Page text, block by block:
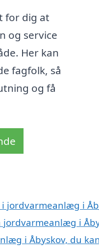
for dig at
og service
Her kan
fagfolk, så
og få
jordvarmeanlæg i
i
i Åbyskov, du